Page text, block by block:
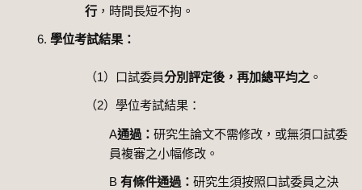
行，時間長短不拘。
學位考試結果：
（1）口試委員分別評定後，再加總平均之 。
（2）學位考試結果：
A通過：研究生論文不需修改，或無須口試委
員複審之小幅修改。
B有條件通過：研究生須按照口試委員之決